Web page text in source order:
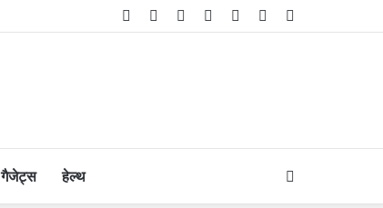
Telegram
Instagram
YouTube
LinkedIn
Twitter
Facebook
गैजेट्स हेल्थ